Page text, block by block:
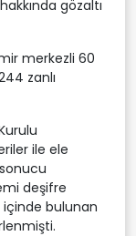
gözaltı
merkezli 60
zanlı
ile ele
deşifre
içinde bulunan